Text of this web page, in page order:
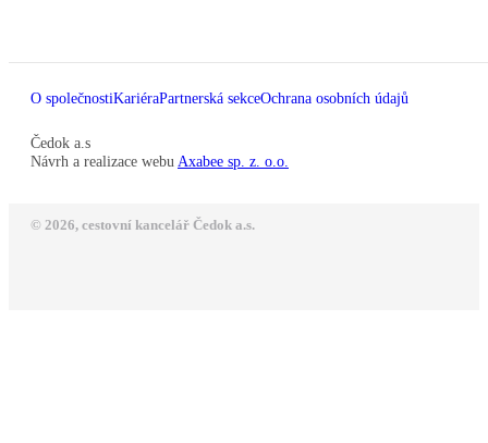
O společnostiKariéraPartnerská sekceOchrana osobních údajů
Čedok a.s
Návrh a realizace webu Axabee sp. z. o.o.
© 2026, cestovní kancelář Čedok a.s.